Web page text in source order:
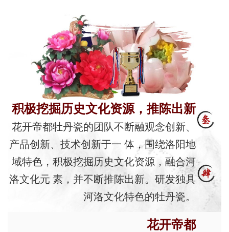
积极挖掘历史文化资源，推陈出新
花开帝都牡丹瓷的团队不断融观念创新、
产品创新、技术创新于一 体，围绕洛阳地
域特色，积极挖掘历史文化资源，融合河
洛文化元 素，并不断推陈出新。研发独具
河洛文化特色的牡丹瓷。
花开帝都